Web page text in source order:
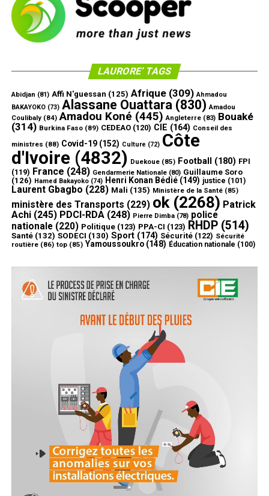
LAURORE’ TAGS
Abidjan (81) Affi N'guessan (125) Afrique(309) Ahmadou
BAKAYOKO(73) Alassane Ouattara(830) Amadou
Coulibaly(84) Amadou Koné (445) Angleterre(83) Bouaké
(314) Burkina Faso(89) CEDEAO(120) CIE (164) Conseil des
ministres (88) Covid-19(152) Culture (72) Côte
d'Ivoire(4832) Duekoue(85) Football (180) FPI
(119) France (248) Gendarmerie Nationale(80) Guillaume Soro
(126) Hamed Bakayoko(74) Henri Konan Bédié(149) justice (101)
Laurent Gbagbo (228) Mali (135) Ministère de la Santé(85)
ministère des Transports (229) ok(2268) Patrick
Achi(245) PDCI-RDA(248) Pierre Dimba(78) police
nationale(220) Politique(123) PPA-CI (123) RHDP(514)
Santé(132) SODECI (130) Sport(174) Sécurité(122) Sécurité
routière(86) top(85) Yamoussoukro(148) Éducation nationale (100)